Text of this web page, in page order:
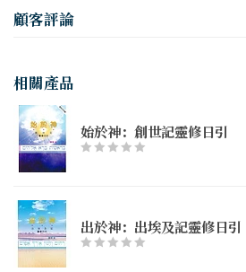
顧客評論
相關產品
始於神：創世記靈修日引
出於神：出埃及記靈修日引